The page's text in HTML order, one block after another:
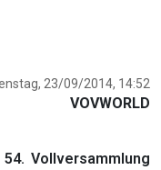
23/09/2014, 14:52
VOVWORLD
Vollversammlung